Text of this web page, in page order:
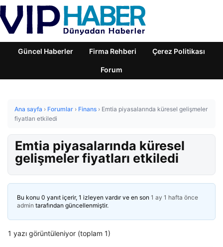
Güncel Haberler Firma Rehberi Çerez Politikası
Forum
Ana sayfa › Forumlar › Finans › Emtia piyasalarında küresel gelişmeler
fiyatları etkiledi
Emtia piyasalarında küresel
gelişmeler fiyatları etkiledi
Bu konu 0 yanıt içerir, 1 izleyen vardır ve en son 1 ay 1 hafta önce
admin tarafından güncellenmiştir.
1 yazı görüntüleniyor (toplam 1)